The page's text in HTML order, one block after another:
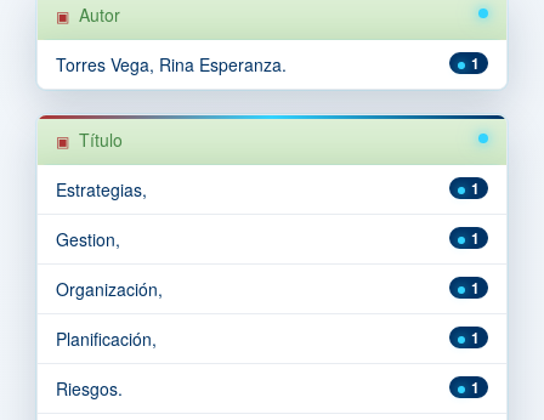
Autor
1
Torres Vega, Rina Esperanza.
Título
1
Estrategias,
1
Gestion,
1
Organización,
1
Planificación,
1
Riesgos.